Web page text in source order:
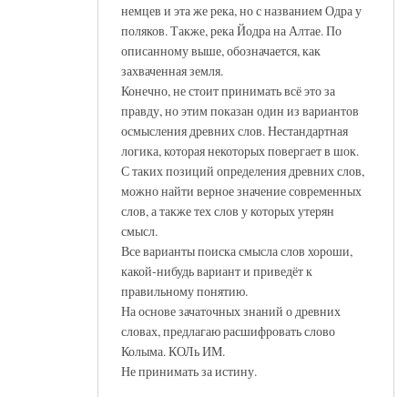
немцев и эта же река, но с названием Одра у
поляков. Также, река Йодра на Алтае. По
описанному выше, обозначается, как
захваченная земля.
Конечно, не стоит принимать всё это за
правду, но этим показан один из вариантов
осмысления древних слов. Нестандартная
логика, которая некоторых повергает в шок.
С таких позиций определения древних слов,
можно найти верное значение современных
слов, а также тех слов у которых утерян
смысл.
Все варианты поиска смысла слов хороши,
какой-нибудь вариант и приведёт к
правильному понятию.
На основе зачаточных знаний о древних
словах, предлагаю расшифровать слово
Колыма. КОЛь ИМ.
Не принимать за истину.